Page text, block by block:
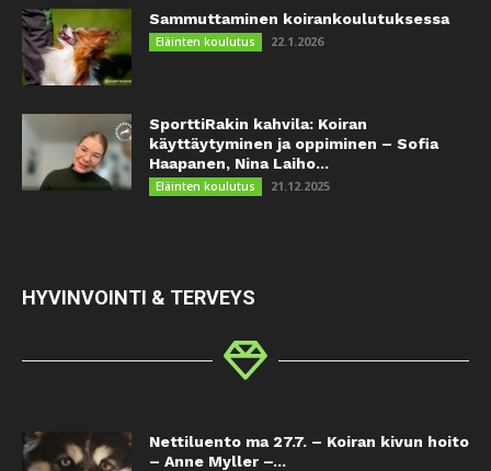
Sammuttaminen koirankoulutuksessa
Eläinten koulutus 22.1.2026
SporttiRakin kahvila: Koiran
käyttäytyminen ja oppiminen – Sofia
Haapanen, Nina Laiho...
Eläinten koulutus 21.12.2025
HYVINVOINTI & TERVEYS
Nettiluento ma 27.7. – Koiran kivun hoito
– Anne Myller –...